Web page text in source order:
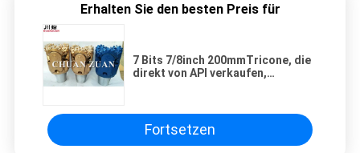
Erhalten Sie den besten Preis für
7 Bits 7/8inch 200mmTricone, die
direkt von API verkaufen,
Fortsetzen